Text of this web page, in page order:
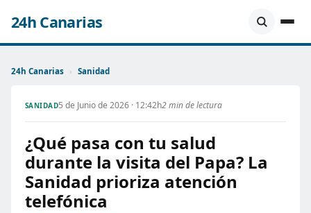
24h Canarias
24h Canarias › Sanidad
SANIDAD5 de Junio de 2026 · 12:42h2 min de lectura
¿Qué pasa con tu salud
durante la visita del Papa? La
Sanidad prioriza atención
telefónica